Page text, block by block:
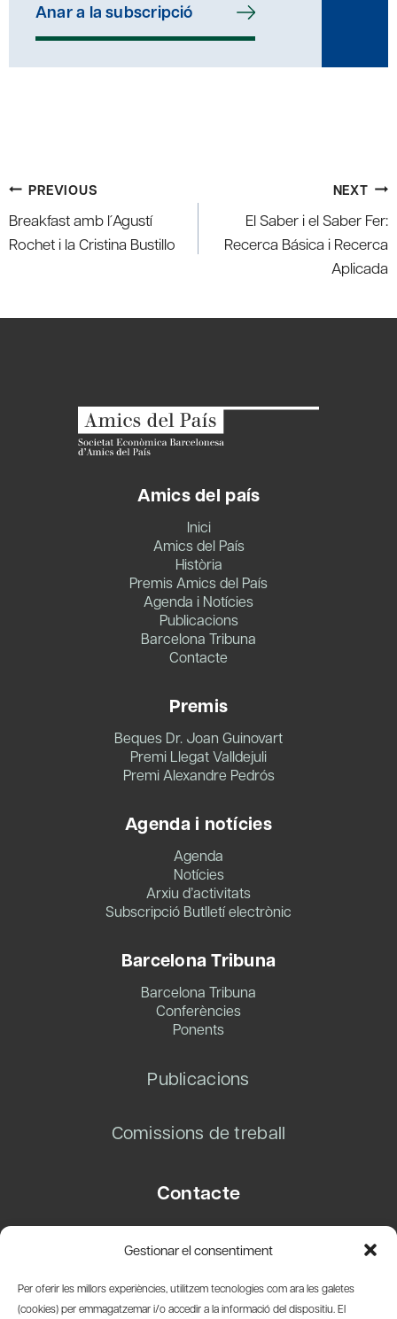
Gestionar el consentiment
Per oferir les millors experiències, utilitzem tecnologies com ara les galetes
(cookies) per emmagatzemar i/o accedir a la informació del dispositiu. El
Anar a la subscripció
Post
navigation
PREVIOUS
Breakfast amb l´Agustí
Rochet i la Cristina Bustillo
NEXT
El Saber i el Saber Fer:
Recerca Básica i Recerca
Aplicada
Amics del país
Inici
Amics del País
Història
Premis Amics del País
Agenda i Notícies
Publicacions
Barcelona Tribuna
Contacte
Premis
Beques Dr. Joan Guinovart
Premi Llegat Valldejuli
Premi Alexandre Pedrós
Agenda i notícies
Agenda
Notícies
Arxiu d’activitats
Subscripció Butlletí electrònic
Barcelona Tribuna
Barcelona Tribuna
Conferències
Ponents
Publicacions
Comissions de treball
Contacte
08003 Barcelona
info@amicsdelpais.com